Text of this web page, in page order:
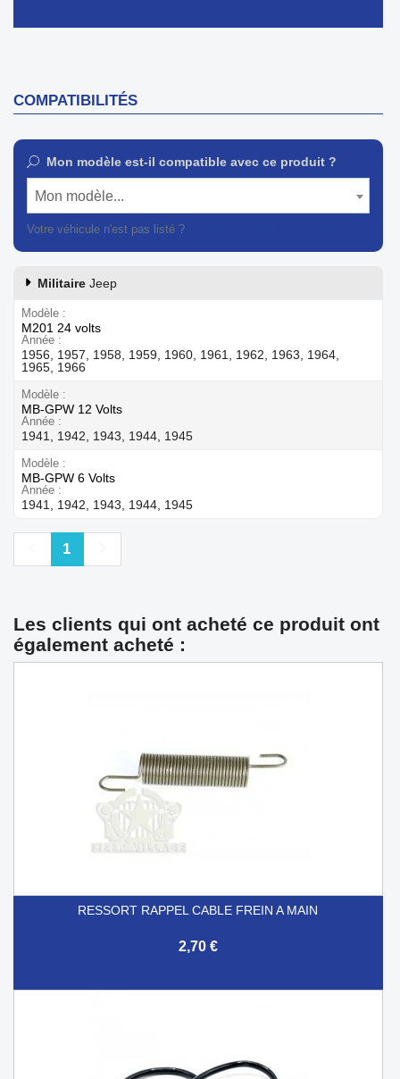
COMPATIBILITÉS
Mon modèle est-il compatible avec ce produit ?
Mon modèle...
Votre véhicule n'est pas listé ?
Militaire Jeep
Modèle
M201 24 volts
Année
1956, 1957, 1958, 1959, 1960, 1961, 1962, 1963, 1964,
1965, 1966
Modèle
MB-GPW 12 Volts
Année
1941, 1942, 1943, 1944, 1945
Modèle
MB-GPW 6 Volts
Année
1941, 1942, 1943, 1944, 1945
Précédent
1
Les clients qui ont acheté ce produit ont
également acheté :
RESSORT RAPPEL CABLE FREIN A MAIN
2,70 €